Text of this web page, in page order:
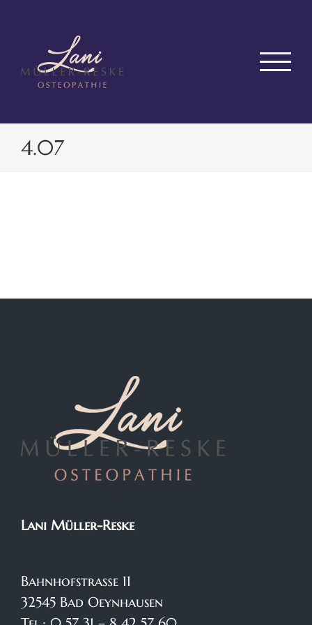
springen
4.07
Lani Müller-Reske
Bahnhofstraße 11
32545 Bad Oeynhausen